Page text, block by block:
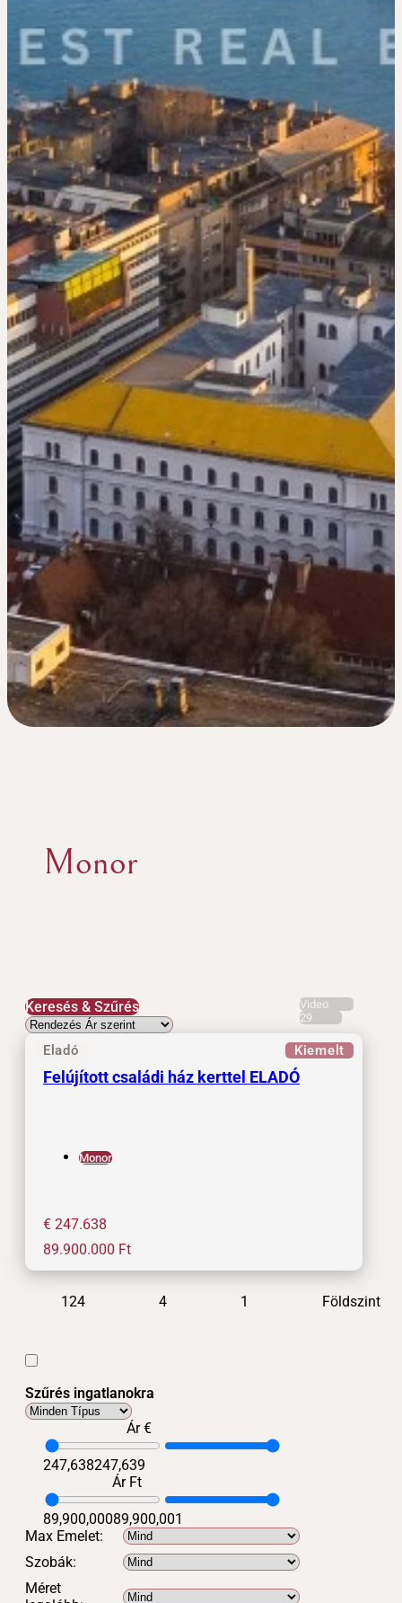
Monor
Keresés & Szűrés
Kiemelt
Eladó
Video
29
Felújított családi ház kerttel ELADÓ
Monor
€ 247.638
89.900.000 Ft
124 4 1 Földszint
Szűrés ingatlanokra
Ár €
247,638247,639
Ár Ft
89,900,00089,900,001
Max Emelet:
Szobák:
Méret